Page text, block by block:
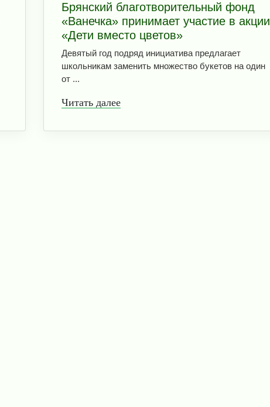
Брянский благотворительный фонд
«Ванечка» принимает участие в акции
«Дети вместо цветов»
Девятый год подряд инициатива предлагает
школьникам заменить множество букетов на один
от ...
Читать далее